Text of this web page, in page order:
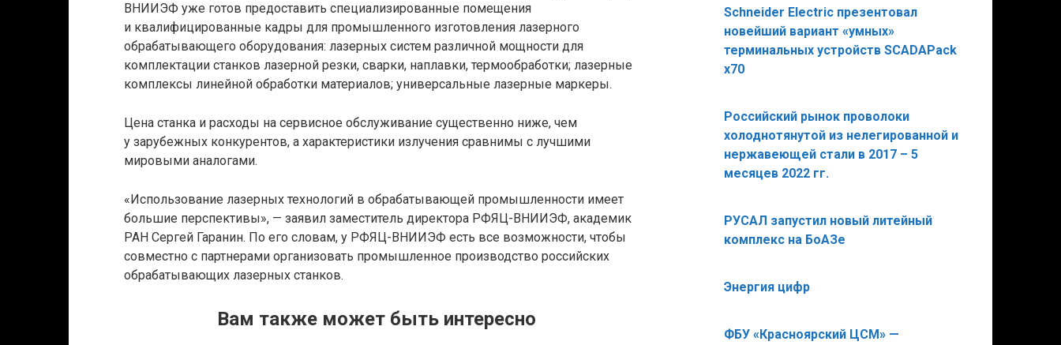
ВНИИЭФ уже готов предоставить специализированные помещения
и квалифицированные кадры для промышленного изготовления лазерного
обрабатывающего оборудования: лазерных систем различной мощности для
комплектации станков лазерной резки, сварки, наплавки, термообработки; лазерные
комплексы линейной обработки материалов; универсальные лазерные маркеры.
Цена станка и расходы на сервисное обслуживание существенно ниже, чем
у зарубежных конкурентов, а характеристики излучения сравнимы с лучшими
мировыми аналогами.
«Использование лазерных технологий в обрабатывающей промышленности имеет
большие перспективы», — заявил заместитель директора РФЯЦ-ВНИИЭФ, академик
РАН Сергей Гаранин. По его словам, у РФЯЦ-ВНИИЭФ есть все возможности, чтобы
совместно с партнерами организовать промышленное производство российских
обрабатывающих лазерных станков.
Вам также может быть интересно
Schneider Electric презентовал
новейший вариант «умных»
терминальных устройств SCADAPack
х70
Российский рынок проволоки
холоднотянутой из нелегированной и
нержавеющей стали в 2017 – 5
месяцев 2022 гг.
РУСАЛ запустил новый литейный
комплекс на БоАЗе
Энергия цифр
ФБУ «Красноярский ЦСМ» —